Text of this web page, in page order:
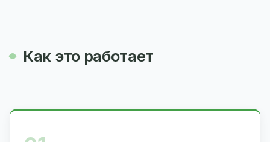
Как это работает